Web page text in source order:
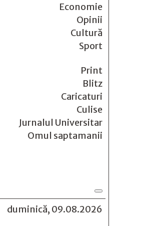
Economie
Opinii
Cultură
Sport
Print
Blitz
Caricaturi
Culise
Jurnalul Universitar
Omul saptamanii
duminică, 09.08.2026